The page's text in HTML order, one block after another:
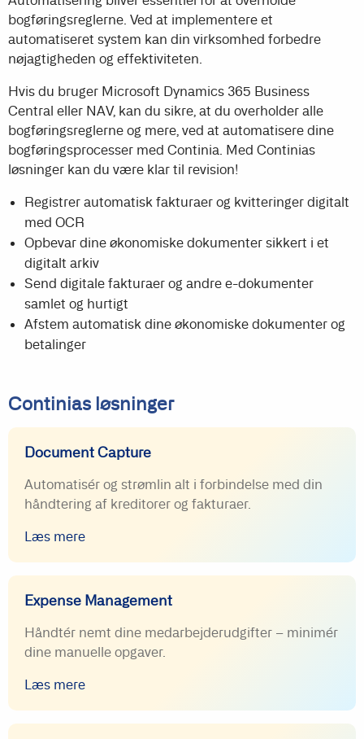
bogføringsreglerne. Ved at implementere et
automatiseret system kan din virksomhed forbedre
nøjagtigheden og effektiviteten.
Hvis du bruger Microsoft Dynamics 365 Business
Central eller NAV, kan du sikre, at du overholder alle
bogføringsreglerne og mere, ved at automatisere dine
bogføringsprocesser med Continia. Med Continias
løsninger kan du være klar til revision!
Registrer automatisk fakturaer og kvitteringer digitalt
med OCR
Opbevar dine økonomiske dokumenter sikkert i et
digitalt arkiv
Send digitale fakturaer og andre e-dokumenter
samlet og hurtigt
Afstem automatisk dine økonomiske dokumenter og
betalinger
Continias løsninger
Document Capture
Automatisér og strømlin alt i forbindelse med din
håndtering af kreditorer og fakturaer.
Læs mere
Expense Management
Håndtér nemt dine medarbejderudgifter – minimér
dine manuelle opgaver.
Læs mere